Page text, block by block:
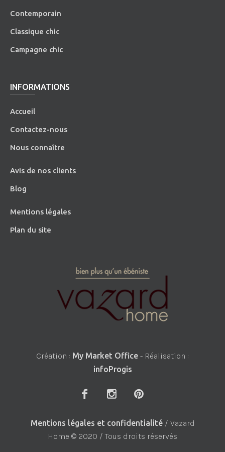
Contemporain
Classique chic
Campagne chic
INFORMATIONS
Accueil
Contactez-nous
Nous connaître
Avis de nos clients
Blog
Mentions légales
Plan du site
Création : My Market Office - Réalisation :
infoProgis
Mentions légales et confidentialité/ Vazard
Home © 2020 / Tous droits réservés